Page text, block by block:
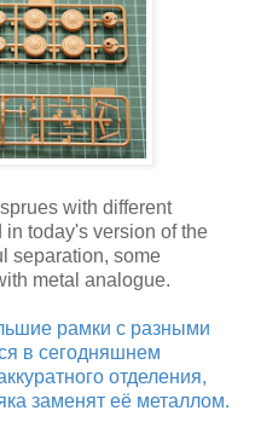
with different
today's version of the
separation, some
metal analogue.
рамки с разными
в сегодняшнем
отделения,
заменят её металлом.